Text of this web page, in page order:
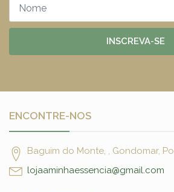
INSCREVA-SE
ENCONTRE-NOS
Baguim do Monte, , Gondomar,
lojaaminhaessencia@gmail.com